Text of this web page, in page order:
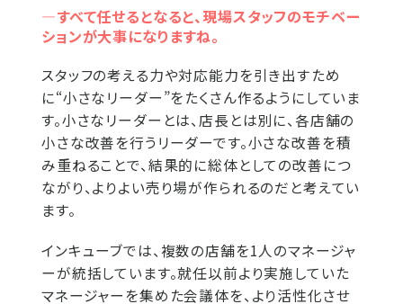
―すべて任せるとなると、現場スタッフのモチベー
ションが大事になりますね。
スタッフの考える力や対応能力を引き出すため
に“小さなリーダー”をたくさん作るようにしていま
す。小さなリーダーとは、店長とは別に、各店舗の
小さな改善を行うリーダーです。小さな改善を積
み重ねることで、結果的に総体としての改善につ
ながり、よりよい売り場が作られるのだと考えてい
ます。
インキューブでは、複数の店舗を1人のマネージャ
ーが統括しています。就任以前より実施していた
マネージャーを集めた会議体を、より活性化させ